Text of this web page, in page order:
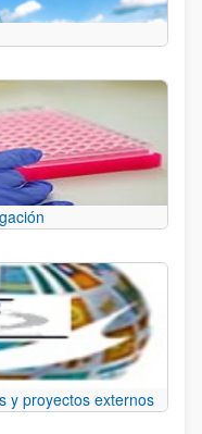
y proyectos externos